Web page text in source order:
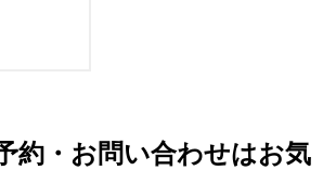
約・お問い合わせはお気